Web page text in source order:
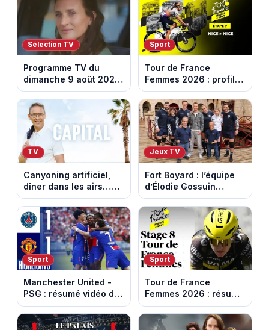
Sélection TV
Programme TV du
dimanche 9 août 2026
: notre sélection pour
votre soirée télé
Sport
Tour de France
Femmes 2026 : profil
et horaires de la
dernière étape à Nice
TV
Canyoning artificiel,
dîner dans les airs…
les loisirs les plus fous
passés au crible dans
Capital
Jeux TV
Fort Boyard : l’équipe
d’Élodie Gossuin
termine avec une belle
somme pour l'Unicef et
le Refuge
Sport
Manchester United -
PSG : résumé vidéo du
match amical du 8 août
2026
Sport
Tour de France
Femmes 2026 : résumé
vidéo de la 9e étape
entre Sisteron et Nice